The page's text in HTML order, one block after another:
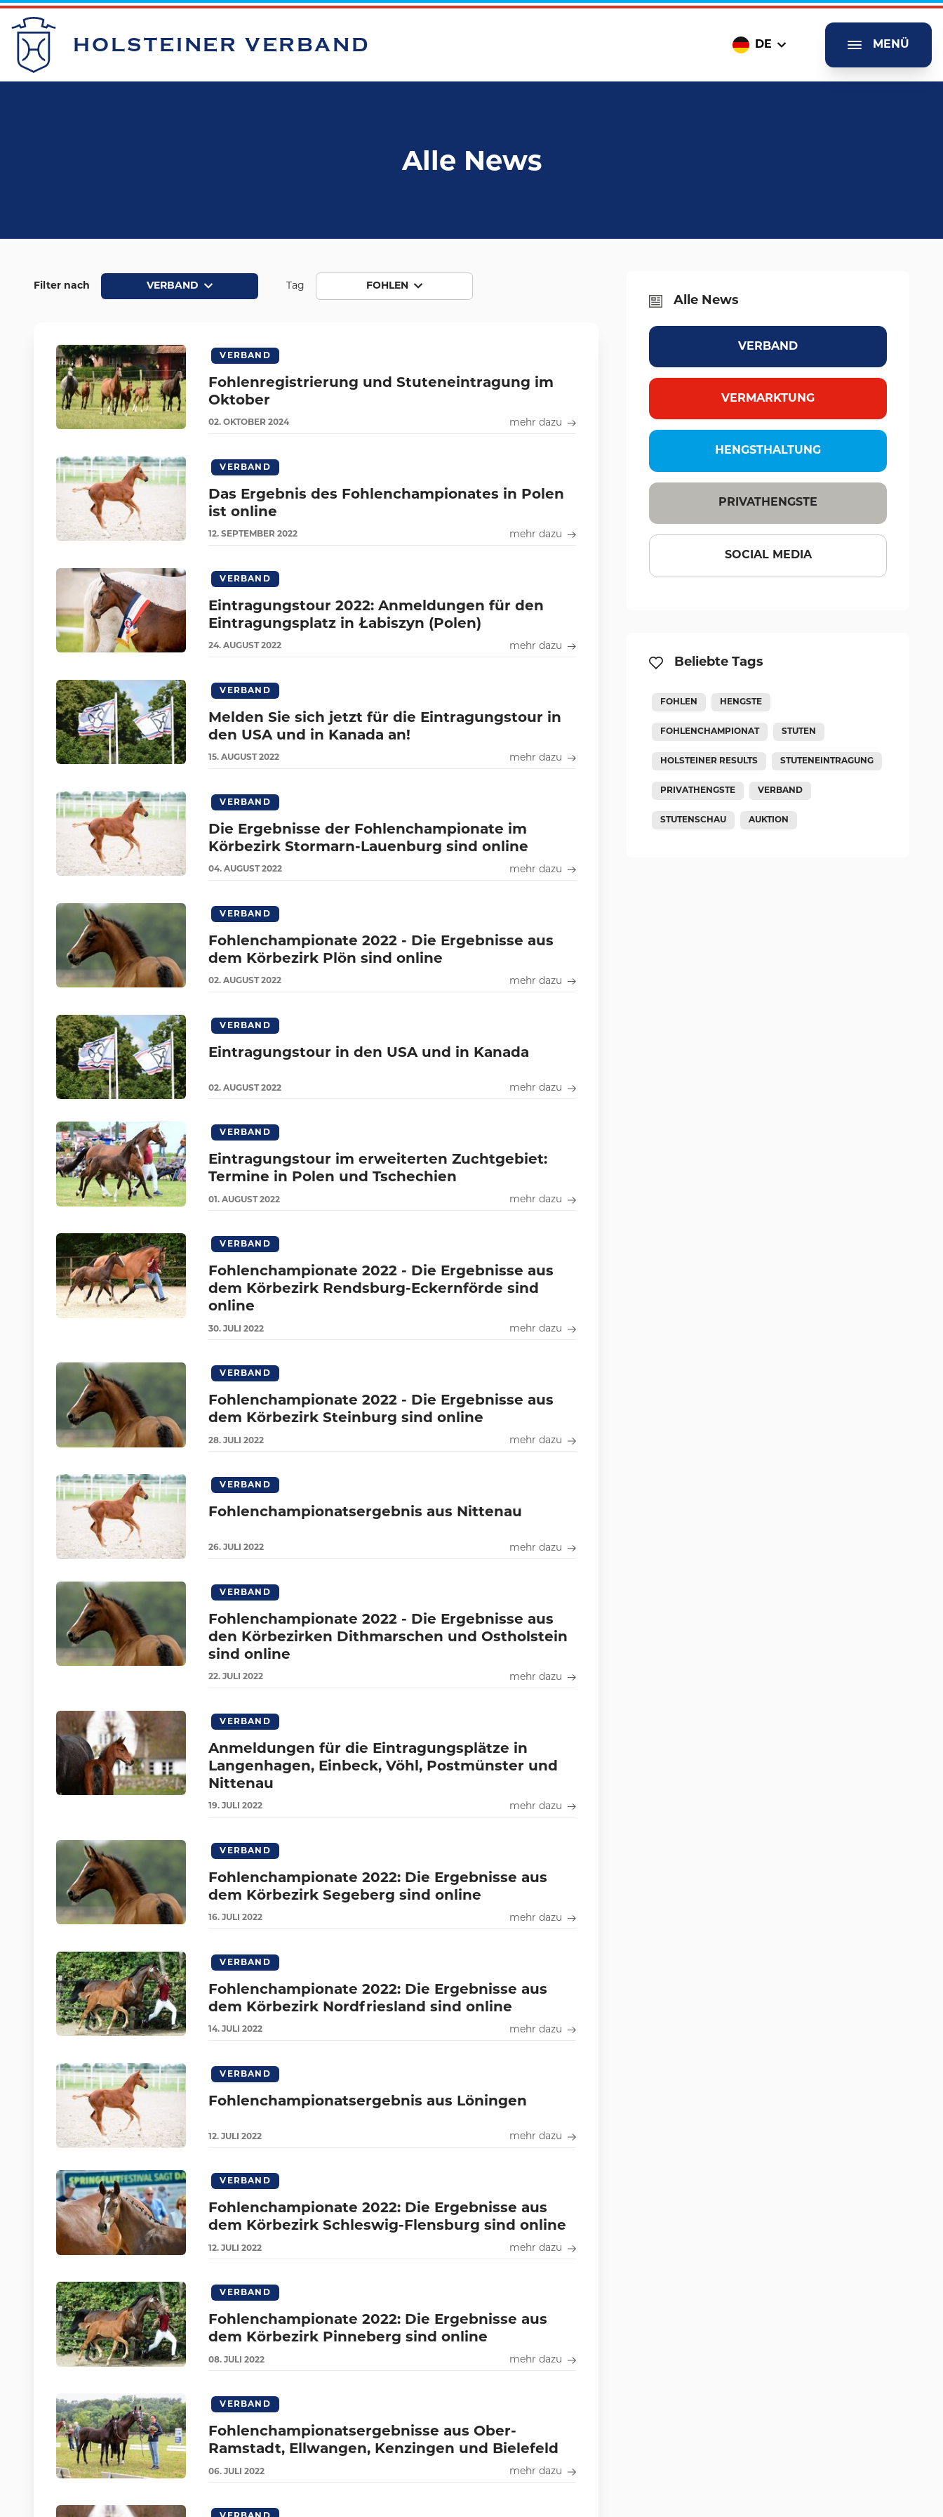
HOLSTEINER VERBAND DE MENÜ
Alle News
Filter nach VERBAND Tag FOHLEN
VERBAND
Fohlenregistrierung und Stuteneintragung im
Oktober
02. OKTOBER 2024 mehr dazu
VERBAND
Das Ergebnis des Fohlenchampionates in Polen
ist online
12. SEPTEMBER 2022 mehr dazu
VERBAND
Eintragungstour 2022: Anmeldungen für den
Eintragungsplatz in Łabiszyn (Polen)
24. AUGUST 2022 mehr dazu
VERBAND
Melden Sie sich jetzt für die Eintragungstour in
den USA und in Kanada an!
15. AUGUST 2022 mehr dazu
VERBAND
Die Ergebnisse der Fohlenchampionate im
Körbezirk Stormarn-Lauenburg sind online
04. AUGUST 2022 mehr dazu
VERBAND
Fohlenchampionate 2022 - Die Ergebnisse aus
dem Körbezirk Plön sind online
02. AUGUST 2022 mehr dazu
VERBAND
Eintragungstour in den USA und in Kanada
02. AUGUST 2022 mehr dazu
VERBAND
Eintragungstour im erweiterten Zuchtgebiet:
Termine in Polen und Tschechien
01. AUGUST 2022 mehr dazu
VERBAND
Fohlenchampionate 2022 - Die Ergebnisse aus
dem Körbezirk Rendsburg-Eckernförde sind
online
30. JULI 2022 mehr dazu
VERBAND
Fohlenchampionate 2022 - Die Ergebnisse aus
dem Körbezirk Steinburg sind online
28. JULI 2022 mehr dazu
VERBAND
Fohlenchampionatsergebnis aus Nittenau
26. JULI 2022 mehr dazu
VERBAND
Fohlenchampionate 2022 - Die Ergebnisse aus
den Körbezirken Dithmarschen und Ostholstein
sind online
22. JULI 2022 mehr dazu
VERBAND
Anmeldungen für die Eintragungsplätze in
Langenhagen, Einbeck, Vöhl, Postmünster und
Nittenau
19. JULI 2022 mehr dazu
VERBAND
Fohlenchampionate 2022: Die Ergebnisse aus
dem Körbezirk Segeberg sind online
16. JULI 2022 mehr dazu
VERBAND
Fohlenchampionate 2022: Die Ergebnisse aus
dem Körbezirk Nordfriesland sind online
14. JULI 2022 mehr dazu
VERBAND
Fohlenchampionatsergebnis aus Löningen
12. JULI 2022 mehr dazu
VERBAND
Fohlenchampionate 2022: Die Ergebnisse aus
dem Körbezirk Schleswig-Flensburg sind online
12. JULI 2022 mehr dazu
VERBAND
Fohlenchampionate 2022: Die Ergebnisse aus
dem Körbezirk Pinneberg sind online
08. JULI 2022 mehr dazu
VERBAND
Fohlenchampionatsergebnisse aus Ober-
Ramstadt, Ellwangen, Kenzingen und Bielefeld
06. JULI 2022 mehr dazu
Alle News
VERBAND
VERMARKTUNG
HENGSTHALTUNG
PRIVATHENGSTE
SOCIAL MEDIA
Beliebte Tags
FOHLEN HENGSTE
FOHLENCHAMPIONAT STUTEN
HOLSTEINER RESULTS STUTENEINTRAGUNG
PRIVATHENGSTE VERBAND
STUTENSCHAU AUKTION